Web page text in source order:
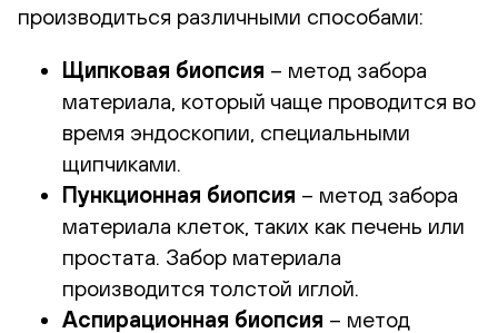
производиться различными способами:
Щипковая биопсия – метод забора
материала, который чаще проводится во
время эндоскопии, специальными
щипчиками.
Пункционная биопсия – метод забора
материала клеток, таких как печень или
простата. Забор материала
производится толстой иглой.
Аспирационная биопсия – метод